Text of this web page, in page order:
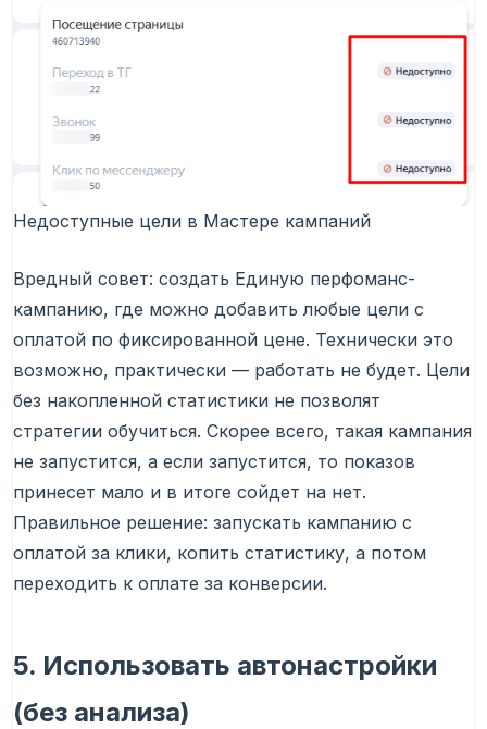
Недоступные цели в Мастере кампаний
Вредный совет: создать Единую перфоманс-
кампанию, где можно добавить любые цели с
оплатой по фиксированной цене. Технически это
возможно, практически — работать не будет. Цели
без накопленной статистики не позволят
стратегии обучиться. Скорее всего, такая кампания
не запустится, а если запустится, то показов
принесет мало и в итоге сойдет на нет.
Правильное решение: запускать кампанию с
оплатой за клики, копить статистику, а потом
переходить к оплате за конверсии.
5. Использовать автонастройки
(без анализа)